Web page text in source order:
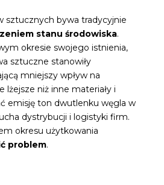
sztucznych bywa tradycyjnie
stanu środowiska.
okresie swojego istnienia,
sztuczne stanowiły
mniejszy wpływ na
lżejsze niż inne materiały i
emisję ton dwutlenku węgla w
dystrybucji i logistyki firm.
okresu użytkowania
problem.